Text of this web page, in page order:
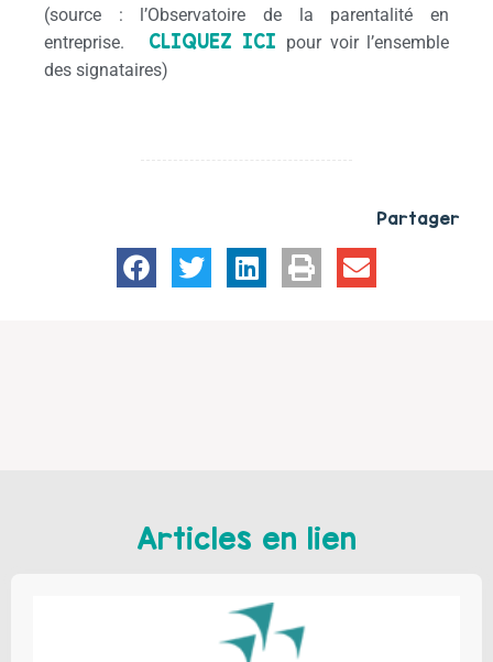
(source : l’Observatoire de la parentalité en
entreprise. CLIQUEZ ICI pour voir l’ensemble
des signataires)
Partager
Articles en lien